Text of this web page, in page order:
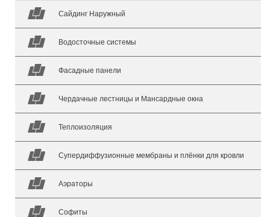
Сайдинг Наружный
Водосточные системы
Фасадные панели
Чердачные лестницы и Мансардные окна
Теплоизоляция
Супердиффузионные мембраны и плёнки для кровли
Аэраторы
Софиты